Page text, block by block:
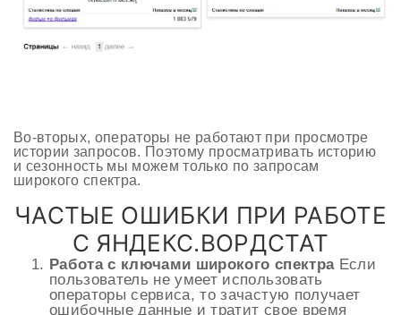
Во-вторых, операторы не работают при просмотре
истории запросов. Поэтому просматривать историю
и сезонность мы можем только по запросам
широкого спектра.
ЧАСТЫЕ ОШИБКИ ПРИ РАБОТЕ
С ЯНДЕКС.ВОРДСТАТ
Работа с ключами широкого спектра Если
пользователь не умеет использовать
операторы сервиса, то зачастую получает
ошибочные данные и тратит свое время